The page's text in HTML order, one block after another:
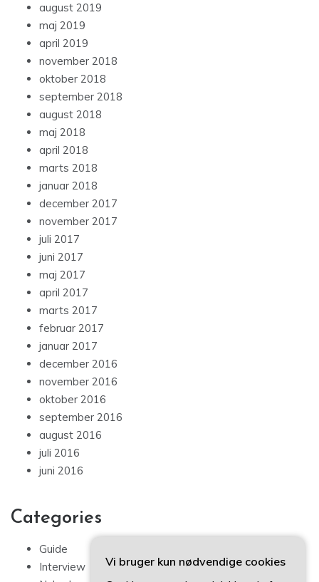
august 2019
maj 2019
april 2019
november 2018
oktober 2018
september 2018
august 2018
maj 2018
april 2018
marts 2018
januar 2018
december 2017
november 2017
juli 2017
juni 2017
maj 2017
april 2017
marts 2017
februar 2017
januar 2017
december 2016
november 2016
oktober 2016
september 2016
august 2016
juli 2016
juni 2016
Categories
Guide
Interview
Vi bruger kun nødvendige cookies